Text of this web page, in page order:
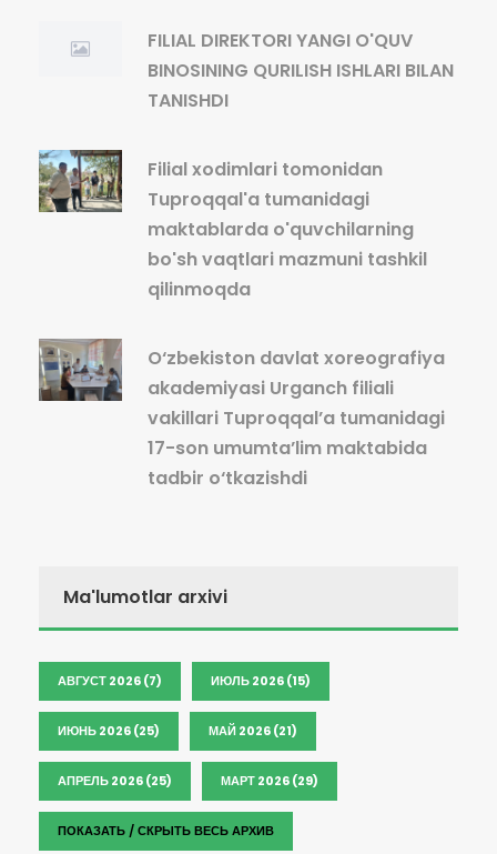
FILIAL DIREKTORI YANGI O'QUV
BINOSINING QURILISH ISHLARI BILAN
TANISHDI
Filial xodimlari tomonidan
Tuproqqal'a tumanidagi
maktablarda o'quvchilarning
bo'sh vaqtlari mazmuni tashkil
qilinmoqda
O‘zbekiston davlat xoreografiya
akademiyasi Urganch filiali
vakillari Tuproqqal’a tumanidagi
17-son umumta’lim maktabida
tadbir o‘tkazishdi
Ma'lumotlar arxivi
АВГУСТ 2026 (7) ИЮЛЬ 2026 (15)
ИЮНЬ 2026 (25) МАЙ 2026 (21)
АПРЕЛЬ 2026 (25) МАРТ 2026 (29)
ПОКАЗАТЬ / СКРЫТЬ ВЕСЬ АРХИВ